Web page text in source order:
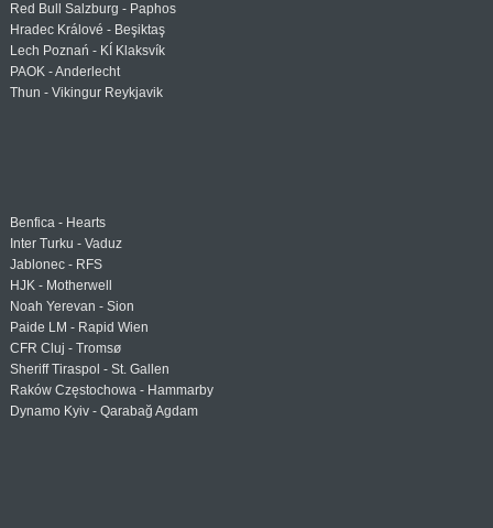
Red Bull Salzburg - Paphos
Hradec Králové - Beşiktaş
Lech Poznań - KÍ Klaksvík
PAOK - Anderlecht
Thun - Vikingur Reykjavik
Benfica - Hearts
Inter Turku - Vaduz
Jablonec - RFS
HJK - Motherwell
Noah Yerevan - Sion
Paide LM - Rapid Wien
CFR Cluj - Tromsø
Sheriff Tiraspol - St. Gallen
Raków Częstochowa - Hammarby
Dynamo Kyiv - Qarabağ Agdam